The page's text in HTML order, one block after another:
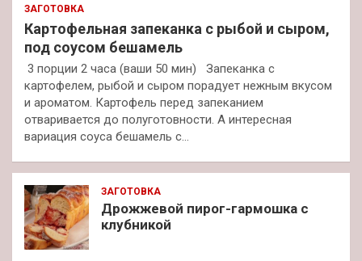
ЗАГОТОВКА
Картофельная запеканка с рыбой и сыром,
под соусом бешамель
3 порции 2 часа (ваши 50 мин) Запеканка с
картофелем, рыбой и сыром порадует нежным вкусом
и ароматом. Картофель перед запеканием
отваривается до полуготовности. А интересная
вариация соуса бешамель с…
ЗАГОТОВКА
Дрожжевой пирог-гармошка с
клубникой